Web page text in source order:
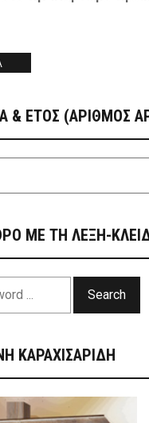
& ΕΤΟΣ (ΑΡΙΘΜΟΣ
ΜΕ ΤΗ ΛΕΞΗ-
Search
ΚΑΡΑΧΙΣΑΡΙΔΗ